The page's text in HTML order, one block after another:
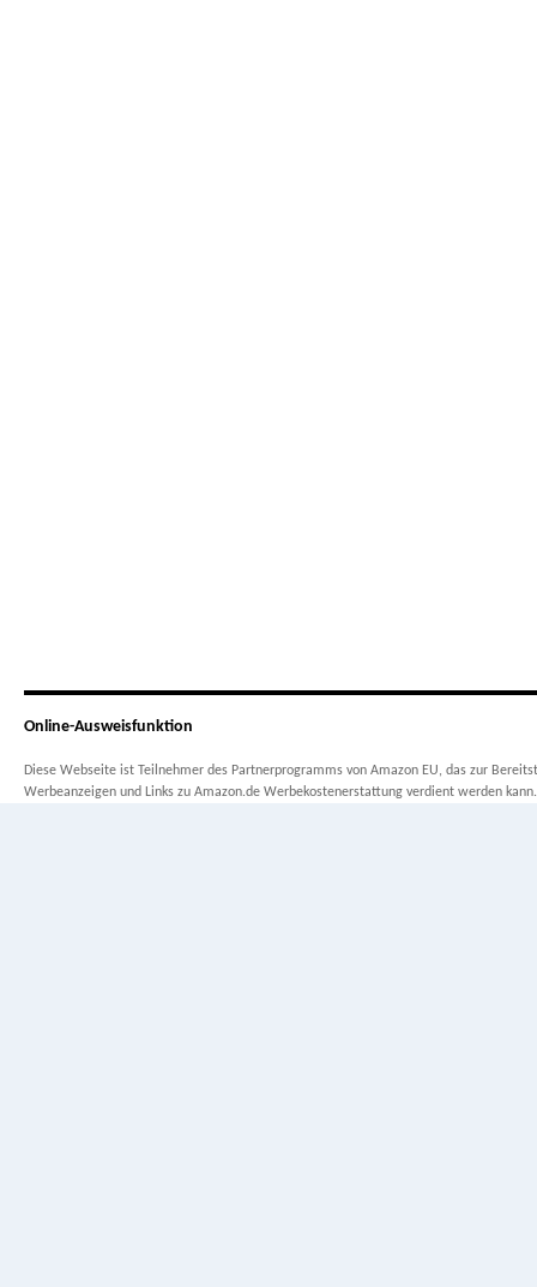
Online-Ausweisfunktion
Diese Webseite ist Teilnehmer des Partnerprogramms von Amazon EU, das zur
Werbeanzeigen und Links zu Amazon.de Werbekostenerstattung verdient werden kann.